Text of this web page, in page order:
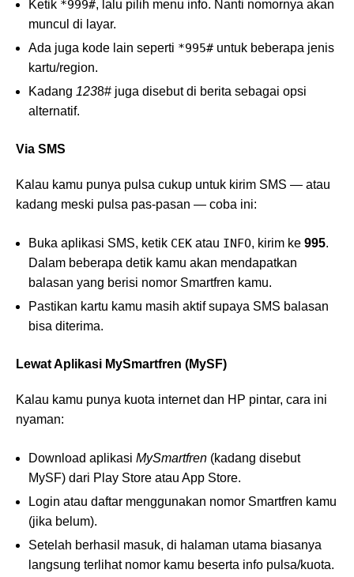
Ketik *999#, lalu pilih menu info. Nanti nomornya akan
muncul di layar.
Ada juga kode lain seperti *995# untuk beberapa jenis
kartu/region.
Kadang 1238# juga disebut di berita sebagai opsi
alternatif.
Via SMS
Kalau kamu punya pulsa cukup untuk kirim SMS — atau
kadang meski pulsa pas-pasan — coba ini:
Buka aplikasi SMS, ketik CEK atau INFO, kirim ke 995.
Dalam beberapa detik kamu akan mendapatkan
balasan yang berisi nomor Smartfren kamu.
Pastikan kartu kamu masih aktif supaya SMS balasan
bisa diterima.
Lewat Aplikasi MySmartfren (MySF)
Kalau kamu punya kuota internet dan HP pintar, cara ini
nyaman:
Download aplikasi MySmartfren (kadang disebut
MySF) dari Play Store atau App Store.
Login atau daftar menggunakan nomor Smartfren kamu
(jika belum).
Setelah berhasil masuk, di halaman utama biasanya
langsung terlihat nomor kamu beserta info pulsa/kuota.